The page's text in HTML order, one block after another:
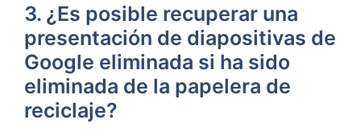
3. ¿Es posible recuperar‌ una
presentación de diapositivas ⁢de
Google eliminada si ha sido
eliminada de la papelera de
reciclaje?